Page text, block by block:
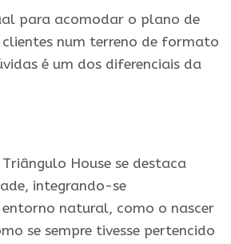
para acomodar o plano de
clientes num terreno de formato
é um dos diferenciais da
House se destaca
integrando-se
natural, como o nascer
se sempre tivesse pertencido